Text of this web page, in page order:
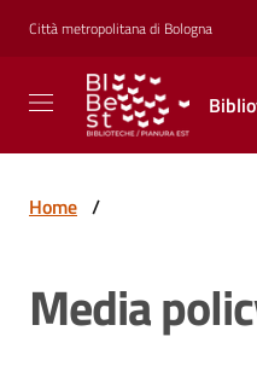
Vai al contenuto
Vai alla navigazione
Vai al footer
Città metropolitana di Bologna
Biblioteche
Pianura
Est
CREARE,
RICREARSI
Biblioteche
Home /
Media